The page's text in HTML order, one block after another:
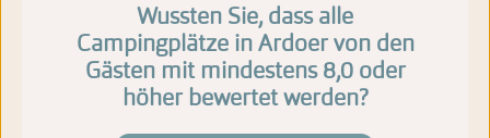
Wussten Sie, dass alle
Campingplätze in Ardoer von den
Gästen mit mindestens 8,0 oder
höher bewertet werden?